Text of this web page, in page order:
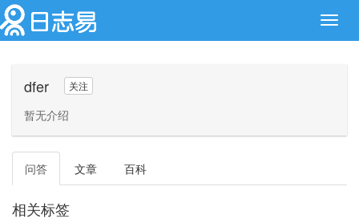
dfer 关注
暂无介绍
问答 文章 百科
相关标签